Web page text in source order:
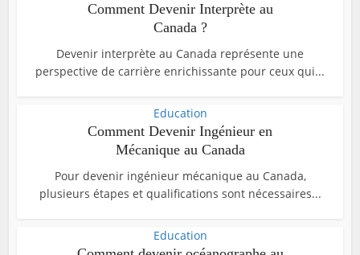
Comment Devenir Interprète au
Canada ?
Devenir interprète au Canada représente une
perspective de carrière enrichissante pour ceux qui...
Education
Comment Devenir Ingénieur en
Mécanique au Canada
Pour devenir ingénieur mécanique au Canada,
plusieurs étapes et qualifications sont nécessaires...
Education